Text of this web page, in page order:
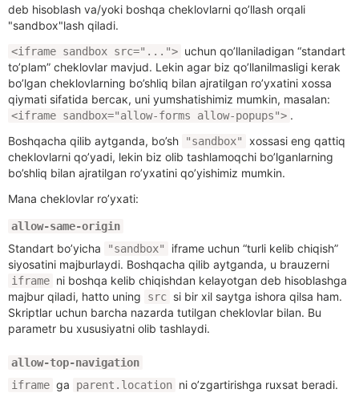
deb hisoblash va/yoki boshqa cheklovlarni qo’llash orqali
"sandbox"lash qiladi.
<iframe sandbox src="..."> uchun qo’llaniladigan “standart
to’plam” cheklovlar mavjud. Lekin agar biz qo’llanilmasligi kerak
bo’lgan cheklovlarning bo’shliq bilan ajratilgan ro’yxatini xossa
qiymati sifatida berсак, uni yumshatishimiz mumkin, masalan:
<iframe sandbox="allow-forms allow-popups"> .
Boshqacha qilib aytganda, bo’sh
"sandbox"
xossasi eng qattiq
cheklovlarni qo’yadi, lekin biz olib tashlamoqchi bo’lganlarning
bo’shliq bilan ajratilgan ro’yxatini qo’yishimiz mumkin.
Mana cheklovlar ro’yxati:
allow-same-origin
Standart bo’yicha "sandbox"
iframe uchun “turli kelib chiqish”
siyosatini majburlaydi. Boshqacha qilib aytganda, u brauzerni
iframe ni boshqa kelib chiqishdan kelayotgan deb hisoblashga
majbur qiladi, hatto uning
src si bir xil saytga ishora qilsa ham.
Skriptlar uchun barcha nazarda tutilgan cheklovlar bilan. Bu
parametr bu xususiyatni olib tashlaydi.
allow-top-navigation
iframe ga parent.location ni o’zgartirishga ruxsat beradi.